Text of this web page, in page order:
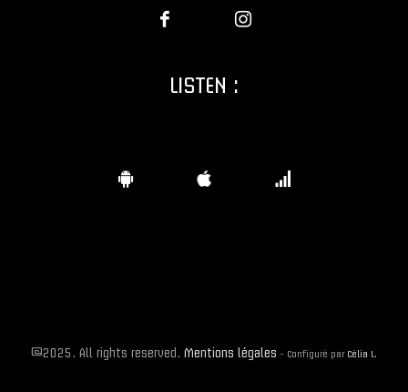
LISTEN :
©2025. All rights reserved. Mentions légales - Configuré par Célia L.